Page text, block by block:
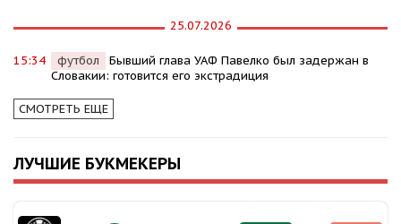
25.07.2026
15:34 футбол
Бывший глава УАФ Павелко был задержан в
Словакии: готовится его экстрадиция
СМОТРЕТЬ ЕЩЕ
ЛУЧШИЕ БУКМЕКЕРЫ